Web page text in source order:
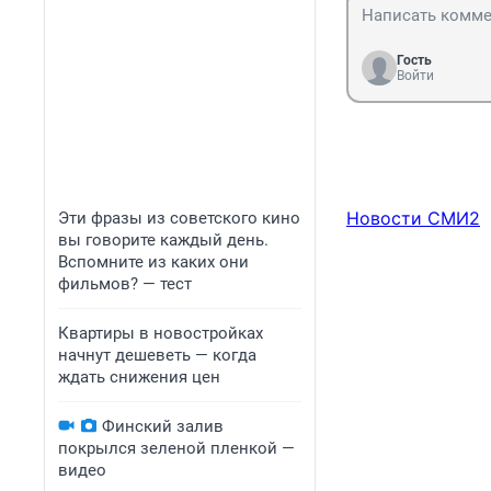
Эти фразы из советского кино
вы говорите каждый день.
Вспомните из каких они
фильмов? — тест
Квартиры в новостройках
начнут дешеветь — когда
ждать снижения цен
Финский залив
покрылся зеленой пленкой —
видео
Гость
Войти
Новости СМИ2